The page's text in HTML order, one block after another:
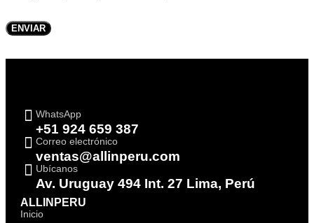
WhatsApp
+51 924 659 387
Correo electrónico
ventas@allinperu.com
Ubícanos
Av. Uruguay 494 Int. 27 Lima, Perú
ALLINPERU
Inicio